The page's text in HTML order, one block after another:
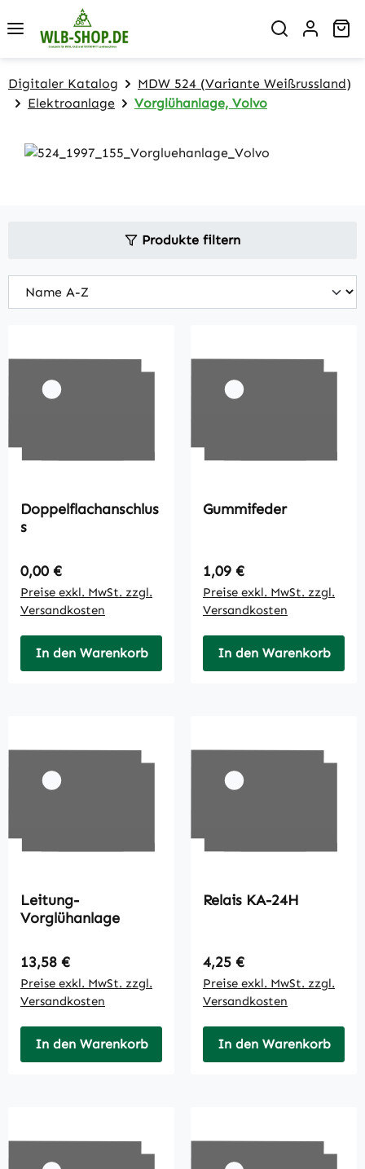
Zum Hauptinhalt springen
Digitaler Katalog
MDW 524 (Variante Weißrussland)
Elektroanlage
Vorglühanlage, Volvo
Produkte filtern
Doppelflachanschlus
s
Regulärer Preis:
0,00 €
Preise exkl. MwSt. zzgl.
Versandkosten
In den Warenkorb
Gummifeder
Regulärer Preis:
1,09 €
Preise exkl. MwSt. zzgl.
Versandkosten
In den Warenkorb
Leitung-
Vorglühanlage
Regulärer Preis:
13,58 €
Preise exkl. MwSt. zzgl.
Versandkosten
In den Warenkorb
Relais KA-24H
Regulärer Preis:
4,25 €
Preise exkl. MwSt. zzgl.
Versandkosten
In den Warenkorb